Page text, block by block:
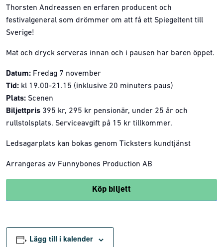
Thorsten Andreassen en erfaren producent och
festivalgeneral som drömmer om att få ett Spiegeltent till
Sverige!
Mat och dryck serveras innan och i pausen har baren öppet.
Datum: Fredag 7 november
Tid: kl 19.00-21.15 (inklusive 20 minuters paus)
Plats: Scenen
Biljettpris 395 kr, 295 kr pensionär, under 25 år och
rullstolsplats. Serviceavgift på 15 kr tillkommer.
Ledsagarplats kan bokas genom Ticksters kundtjänst
Arrangeras av Funnybones Production AB
Köp biljett
Lägg till i kalender